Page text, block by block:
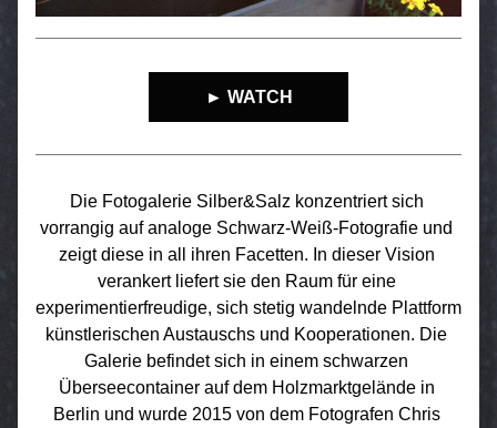
► WATCH
Die Fotogalerie Silber&Salz konzentriert sich
vorrangig auf analoge Schwarz-Weiß-Fotografie und
zeigt diese in all ihren Facetten. In dieser Vision
verankert liefert sie den Raum für eine
experimentierfreudige, sich stetig wandelnde Plattform
künstlerischen Austauschs und Kooperationen. Die
Galerie befindet sich in einem schwarzen
Überseecontainer auf dem Holzmarktgelände in
Berlin und wurde 2015 von dem Fotografen Chris